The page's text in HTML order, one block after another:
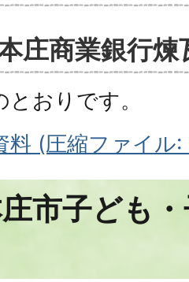
庄商業銀行煉
おりです。
料 (圧縮ファイル
市子ども